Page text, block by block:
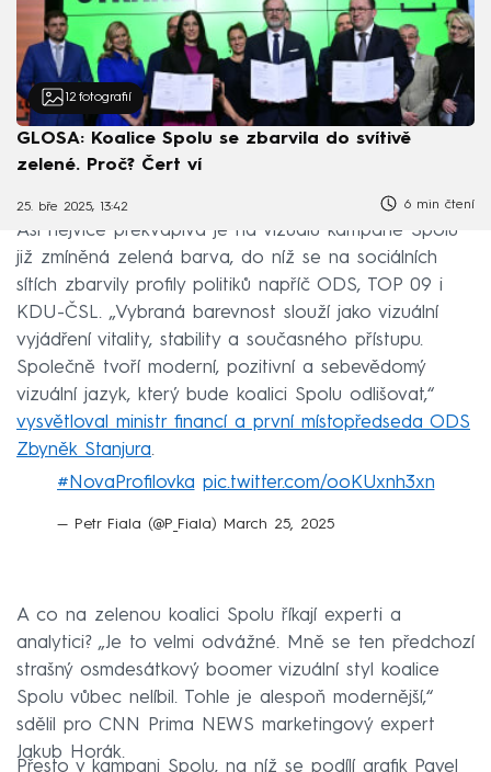
12 fotografií
GLOSA: Koalice Spolu se zbarvila do svítivě
zelené. Proč? Čert ví
25. bře 2025, 13:42 6 min čtení
Asi nejvíce překvapivá je na vizuálu kampaně Spolu
již zmíněná zelená barva, do níž se na sociálních
sítích zbarvily profily politiků napříč ODS, TOP 09 i
KDU-ČSL. „Vybraná barevnost slouží jako vizuální
vyjádření vitality, stability a současného přístupu.
Společně tvoří moderní, pozitivní a sebevědomý
vizuální jazyk, který bude koalici Spolu odlišovat,“
vysvětloval ministr financí a první místopředseda ODS
Zbyněk Stanjura.
#NovaProfilovka pic.twitter.com/ooKUxnh3xn
— Petr Fiala (@P_Fiala) March 25, 2025
A co na zelenou koalici Spolu říkají experti a
analytici? „Je to velmi odvážné. Mně se ten předchozí
strašný osmdesátkový boomer vizuální styl koalice
Spolu vůbec nelíbil. Tohle je alespoň modernější,“
sdělil pro CNN Prima NEWS marketingový expert
Jakub Horák.
Přesto v kampani Spolu, na níž se podílí grafik Pavel